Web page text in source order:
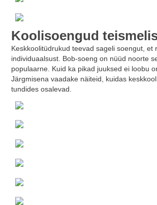
Koolisoengud
Keskkoolitüdrukud teevad sageli soengut, et
individuaalsust. Bob-soeng on nüüd noorte
populaarne. Kuid ka pikad juuksed ei loobu
Järgmisena vaadake näiteid, kuidas
tundides osalevad.